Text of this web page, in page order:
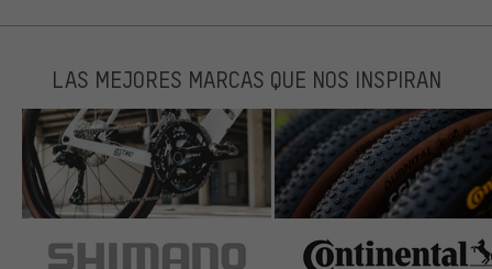
LAS MEJORES MARCAS QUE NOS INSPIRAN